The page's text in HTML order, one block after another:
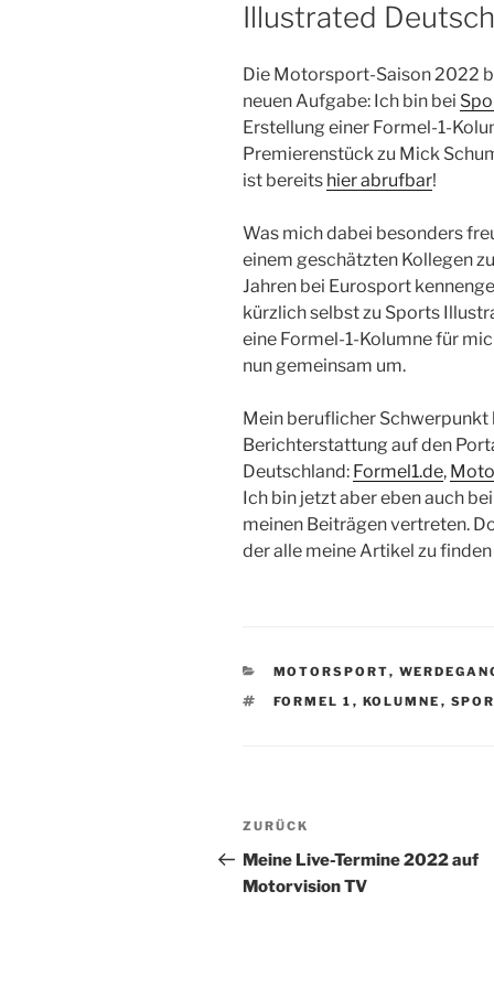
Illustrated
Die Motorsport-Saison 2022
neuen Aufgabe: Ich bin bei
Erstellung einer Formel-1-
Premierenstück zu Mick
ist bereits hier abrufbar!
Was mich dabei besonders
einem geschätzten Kollegen
Jahren bei Eurosport
kürzlich selbst zu Sports
eine Formel-1-Kolumne für
nun gemeinsam um.
Mein beruflicher
Berichterstattung auf den
Deutschland: Formel1.de,
Ich bin jetzt aber eben auch
meinen Beiträgen vertreten.
der alle meine Artikel zu
KATEGORIEN
MOTORSPORT,
SCHLAGWÖRTER
FORMEL 1 , KOLUMNE ,
Beitragsnavigation
Vorheriger
Beitrag
ZURÜCK
Meine Live-Termine 2022 auf
Motorvision TV